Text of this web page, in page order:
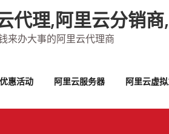
代理,阿里云分销
来办大事的阿里云代理商
惠活动 阿里云服务器 阿里云虚